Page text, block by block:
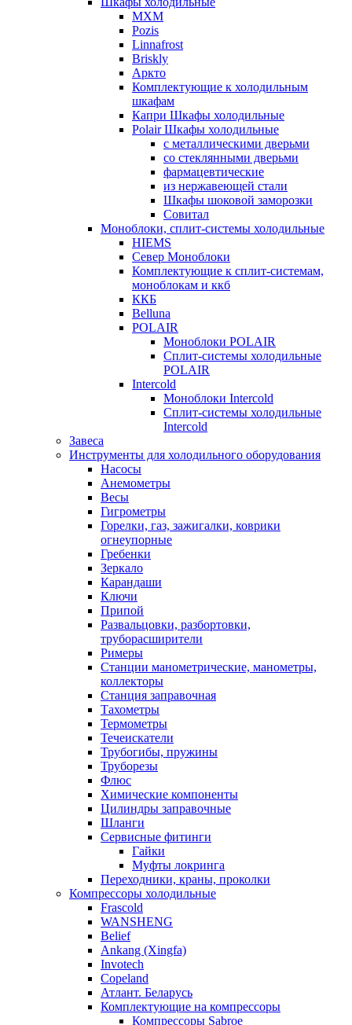
МХМ
Pozis
Linnafrost
Briskly
Аркто
Комплектующие к холодильным
шкафам
Капри Шкафы холодильные
Polair Шкафы холодильные
с металлическими дверьми
со стеклянными дверьми
фармацевтические
из нержавеющей стали
Шкафы шоковой заморозки
Совитал
Моноблоки, сплит-системы холодильные
HIEMS
Север Моноблоки
Комплектующие к сплит-системам,
моноблокам и ккб
ККБ
Belluna
POLAIR
Моноблоки POLAIR
Сплит-системы холодильные
POLAIR
Intercold
Моноблоки Intercold
Сплит-системы холодильные
Intercold
Завеса
Инструменты для холодильного оборудования
Насосы
Анемометры
Весы
Гигрометры
Горелки, газ, зажигалки, коврики
огнеупорные
Гребенки
Зеркало
Карандаши
Ключи
Припой
Развальцовки, разбортовки,
труборасширители
Римеры
Станции манометрические, манометры,
коллекторы
Станция заправочная
Тахометры
Термометры
Течеискатели
Трубогибы, пружины
Труборезы
Флюс
Химические компоненты
Цилиндры заправочные
Шланги
Сервисные фитинги
Гайки
Муфты локринга
Переходники, краны, проколки
Компрессоры холодильные
Frascold
WANSHENG
Belief
Ankang (Xingfa)
Invotech
Copeland
Атлант. Беларусь
Комплектующие на компрессоры
Компрессоры Sabroe